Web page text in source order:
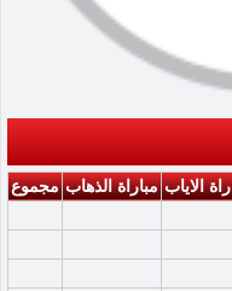
الاياب مباراة الذهاب مجموع